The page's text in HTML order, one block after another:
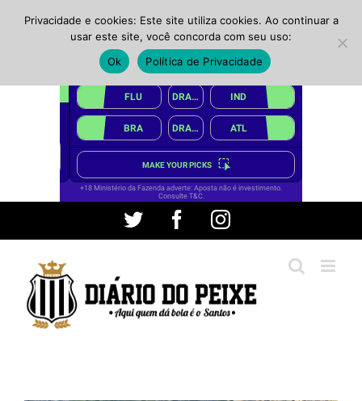
conteúdo
Twitter FacebookInstagram
Privacidade e cookies: Este site utiliza cookies. Ao continuar a
usar este site, você concorda com seu uso:
Ok
Política de Privacidade